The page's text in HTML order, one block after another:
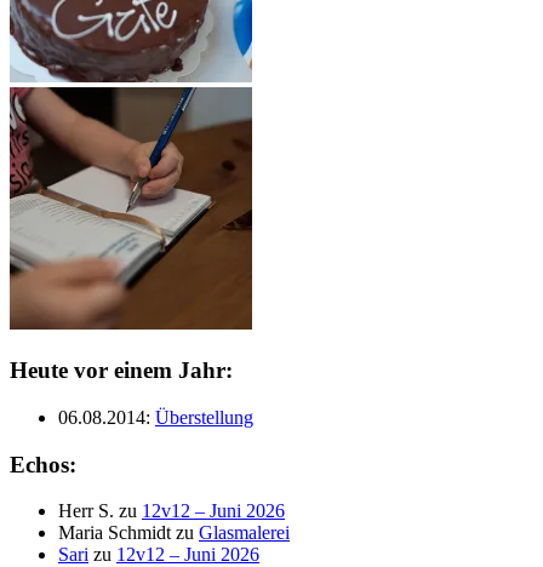
Heute vor einem Jahr:
06.08.2014: Überstellung
Echos:
Herr S. zu 12v12 – Juni 2026
Maria Schmidt zu Glasmalerei
Sari zu 12v12 – Juni 2026